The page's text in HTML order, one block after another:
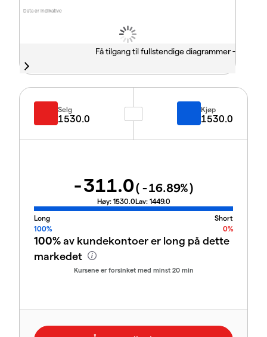
Data er indikative
Få tilgang til fullstendige diagrammer -
Selg
1530.0
Kjøp
1530.0
-311.0( -16.89%)
Høy: 1530.0Lav: 1449.0
Long
Short
100%
0%
100%av kundekontoer er long på dette
markedet
Kursene er forsinket med minst 20 min